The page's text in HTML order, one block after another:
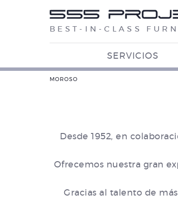
BEST-IN-CLASS
SERVICIOS
MOROSO
Desde 1952, en
Ofrecemos nuestra gran
Gracias al talento de